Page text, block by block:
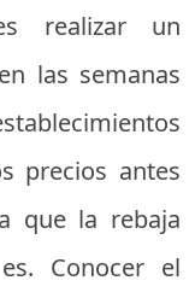
realizar un
las semanas
precios antes
que la rebaja
Conocer el